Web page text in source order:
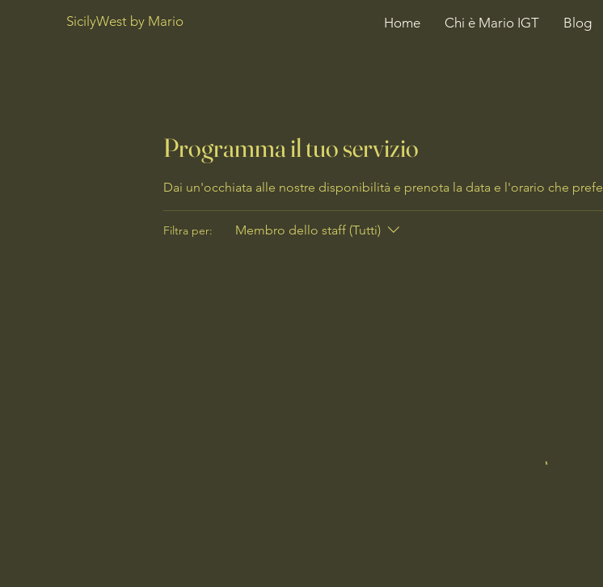
SicilyWest by Mario Home Chi è Mario IGT Blog
Programma il tuo servizio
Dai un'occhiata alle nostre disponibilità e prenota la data e l'orario che
Filtra per: Membro dello staff (Tutti)